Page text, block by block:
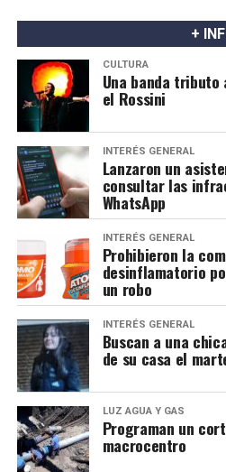
+
CULTURA
Una banda tributo
el Rossini
INTERÉS GENERAL
Lanzaron un
consultar las
WhatsApp
INTERÉS GENERAL
Prohibieron la
desinflamatorio
un robo
INTERÉS GENERAL
Buscan a una
de su casa el
LUZ AGUA Y GAS
Programan un
macrocentro